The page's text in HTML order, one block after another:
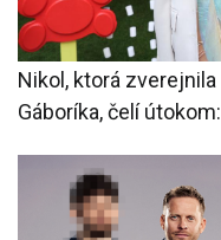
Nikol, ktorá
Gáboríka, čelí